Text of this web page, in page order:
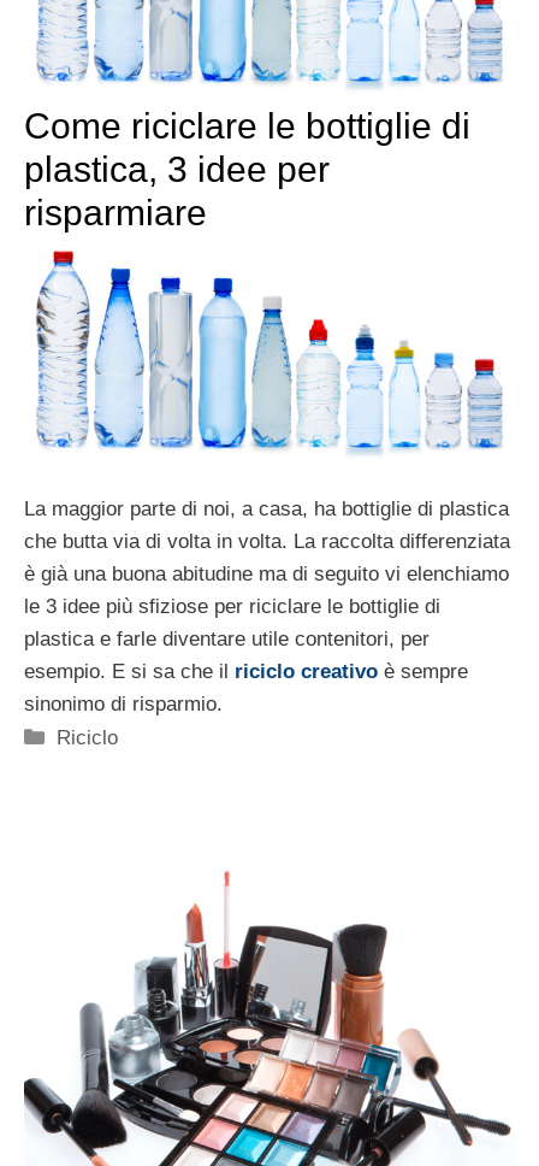
Come riciclare le bottiglie di
plastica, 3 idee per
risparmiare
La maggior parte di noi, a casa, ha bottiglie di plastica
che butta via di volta in volta. La raccolta differenziata
è già una buona abitudine ma di seguito vi elenchiamo
le 3 idee più sfiziose per riciclare le bottiglie di
plastica e farle diventare utile contenitori, per
esempio. E si sa che il riciclo creativo è sempre
sinonimo di risparmio.
Categorie
Riciclo